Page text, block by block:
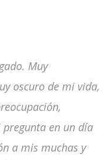
Muy
oscuro de mi vida,
en un día
a mis muchas y